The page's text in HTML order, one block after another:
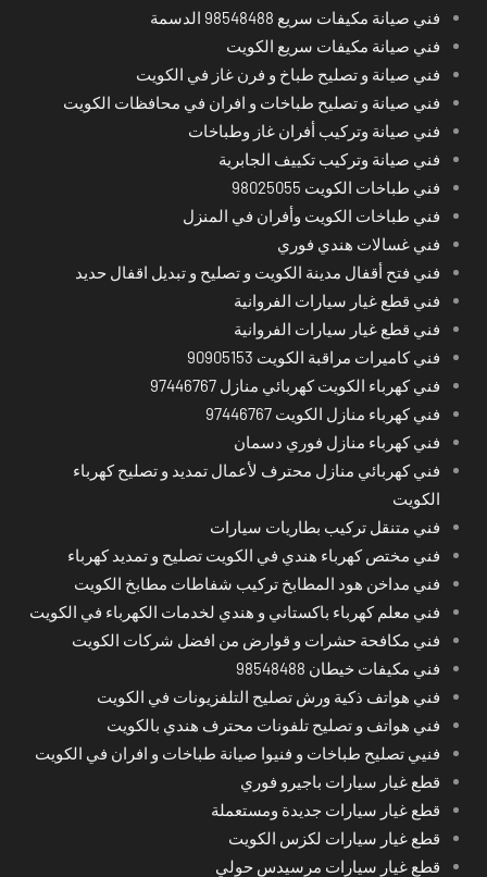
فني صيانة مكيفات سريع 98548488 الدسمة
فني صيانة مكيفات سريع الكويت
فني صيانة و تصليح طباخ و فرن غاز في الكويت
فني صيانة و تصليح طباخات و افران في محافظات الكويت
فني صيانة وتركيب أفران غاز وطباخات
فني صيانة وتركيب تكييف الجابرية
فني طباخات الكويت 98025055
فني طباخات الكويت وأفران في المنزل
فني غسالات هندي فوري
فني فتح أقفال مدينة الكويت و تصليح و تبديل اقفال حديد
فني قطع غيار سيارات الفروانية
فني قطع غيار سيارات الفروانية
فني كاميرات مراقبة الكويت 90905153
فني كهرباء الكويت كهربائي منازل 97446767
فني كهرباء منازل الكويت 97446767
فني كهرباء منازل فوري دسمان
فني كهربائي منازل محترف لأعمال تمديد و تصليح كهرباء
الكويت
فني متنقل تركيب بطاريات سيارات
فني مختص كهرباء هندي في الكويت تصليح و تمديد كهرباء
فني مداخن هود المطابخ تركيب شفاطات مطابخ الكويت
فني معلم كهرباء باكستاني و هندي لخدمات الكهرباء في الكويت
فني مكافحة حشرات و قوارض من افضل شركات الكويت
فني مكيفات خيطان 98548488
فني هواتف ذكية ورش تصليح التلفزيونات في الكويت
فني هواتف و تصليح تلفونات محترف هندي بالكويت
فنيي تصليح طباخات و فنيوا صيانة طباخات و افران في الكويت
قطع غيار سيارات باجيرو فوري
قطع غيار سيارات جديدة ومستعملة
قطع غيار سيارات لكزس الكويت
قطع غيار سيارات مرسيدس حولي